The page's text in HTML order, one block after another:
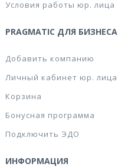
Условия работы юр. лица
PRAGMATIC ДЛЯ БИЗНЕСА
Добавить компанию
Личный кабинет юр. лица
Корзина
Бонусная программа
Подключить ЭДО
ИНФОРМАЦИЯ